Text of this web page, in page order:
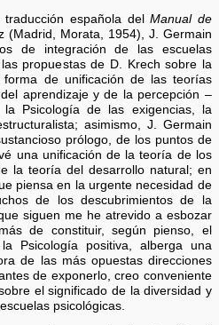
traducción española delManual de
(Madrid, Morata, 1954), J. Germain
de integración de las escuelas
propuestas de D. Krech sobre la
forma de unificación de las teorías
aprendizaje y de la percepción –
la Psicología de las exigencias, la
asimismo, J. Germain
prólogo, de los puntos de
una unificación de la teoría de los
la teoría del desarrollo natural; en
piensa en la urgente necesidad de
de los descubrimientos de la
siguen me he atrevido a esbozar
de constituir, según pienso, el
Psicología positiva, alberga una
de las más opuestas direcciones
de exponerlo, creo conveniente
el significado de la diversidad y
psicológicas.